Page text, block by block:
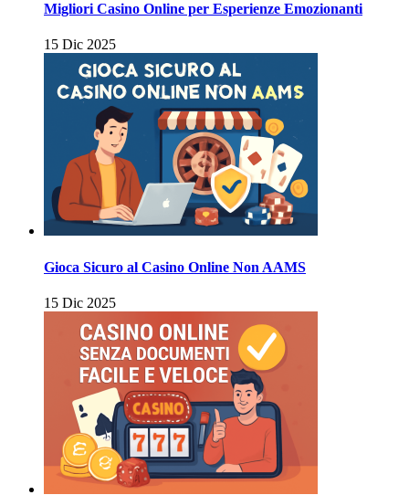
Migliori Casino Online per Esperienze Emozionanti
15 Dic 2025
Gioca Sicuro al Casino Online Non AAMS
15 Dic 2025